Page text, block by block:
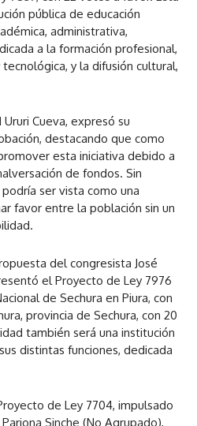
pública de educación
administrativa,
a la formación profesional,
y la difusión cultural,
Cueva, expresó su
destacando que como
esta iniciativa debido a
de fondos. Sin
ser vista como una
favor entre la población sin un
del congresista José
el Proyecto de Ley 7976
de Sechura en Piura, con
provincia de Sechura, con 20
también será una institución
distintas funciones, dedicada
de Ley 7704, impulsado
Sinche (No Agrupado),